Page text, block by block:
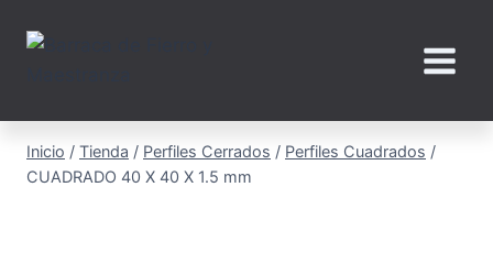
Inicio / Tienda / Perfiles Cerrados / Perfiles Cuadrados /
CUADRADO 40 X 40 X 1.5 mm